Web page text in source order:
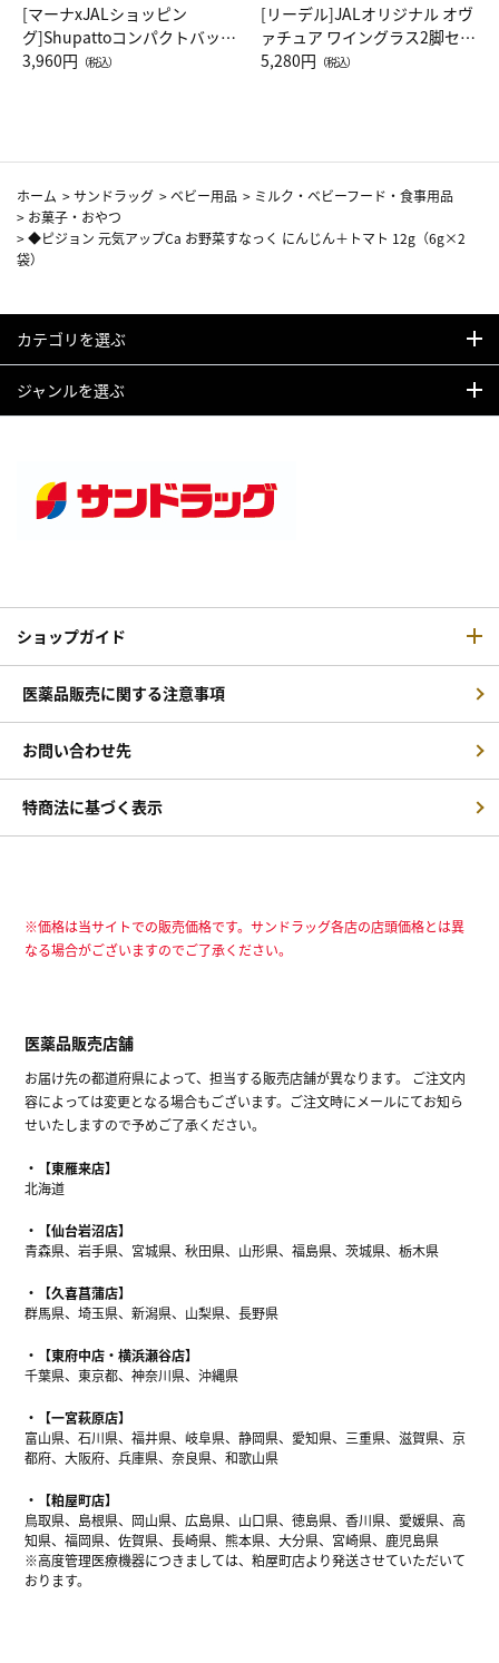
[マーナxJALショッピン
グ]Shupattoコンパクトバッグ
Drop JAL客室乗務員（LC）ス
3,960円 （税込）
[リーデル]JALオリジナル オヴ
ァチュア ワイングラス2脚セッ
ト（レッドワイン）
5,280円 （税込）
ホーム >サンドラッグ >ベビー用品 > ミルク・ベビーフード・食事用品
> お菓子・おやつ
>◆ピジョン 元気アップCa お野菜すなっく にんじん＋トマト 12g（6g×2
袋）
カテゴリを選ぶ
ジャンルを選ぶ
ショップガイド
医薬品販売に関する注意事項
お問い合わせ先
特商法に基づく表示
※価格は当サイトでの販売価格です。サンドラッグ各店の店頭価格とは異
なる場合がございますのでご了承ください。
医薬品販売店舗
お届け先の都道府県によって、担当する販売店舗が異なります。 ご注文内
容によっては変更となる場合もございます。ご注文時にメールにてお知ら
せいたしますので予めご了承ください。
【東雁来店】
北海道
【仙台岩沼店】
青森県、岩手県、宮城県、秋田県、山形県、福島県、茨城県、栃木県
【久喜菖蒲店】
群馬県、埼玉県、新潟県、山梨県、長野県
【東府中店・横浜瀬谷店】
千葉県、東京都、神奈川県、沖縄県
【一宮萩原店】
富山県、石川県、福井県、岐阜県、静岡県、愛知県、三重県、滋賀県、京
都府、大阪府、兵庫県、奈良県、和歌山県
【粕屋町店】
鳥取県、島根県、岡山県、広島県、山口県、徳島県、香川県、愛媛県、高
知県、福岡県、佐賀県、長崎県、熊本県、大分県、宮崎県、鹿児島県
※高度管理医療機器につきましては、粕屋町店より発送させていただいて
おります。